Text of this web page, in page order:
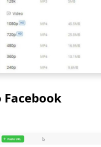
Facebook